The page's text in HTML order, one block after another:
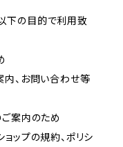
下の目的で利用致
内、お問い合わせ等
ご案内のため
ョップの規約、ポリシ